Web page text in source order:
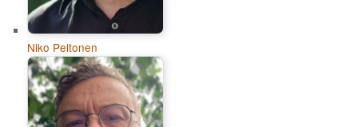
Niko Peltonen